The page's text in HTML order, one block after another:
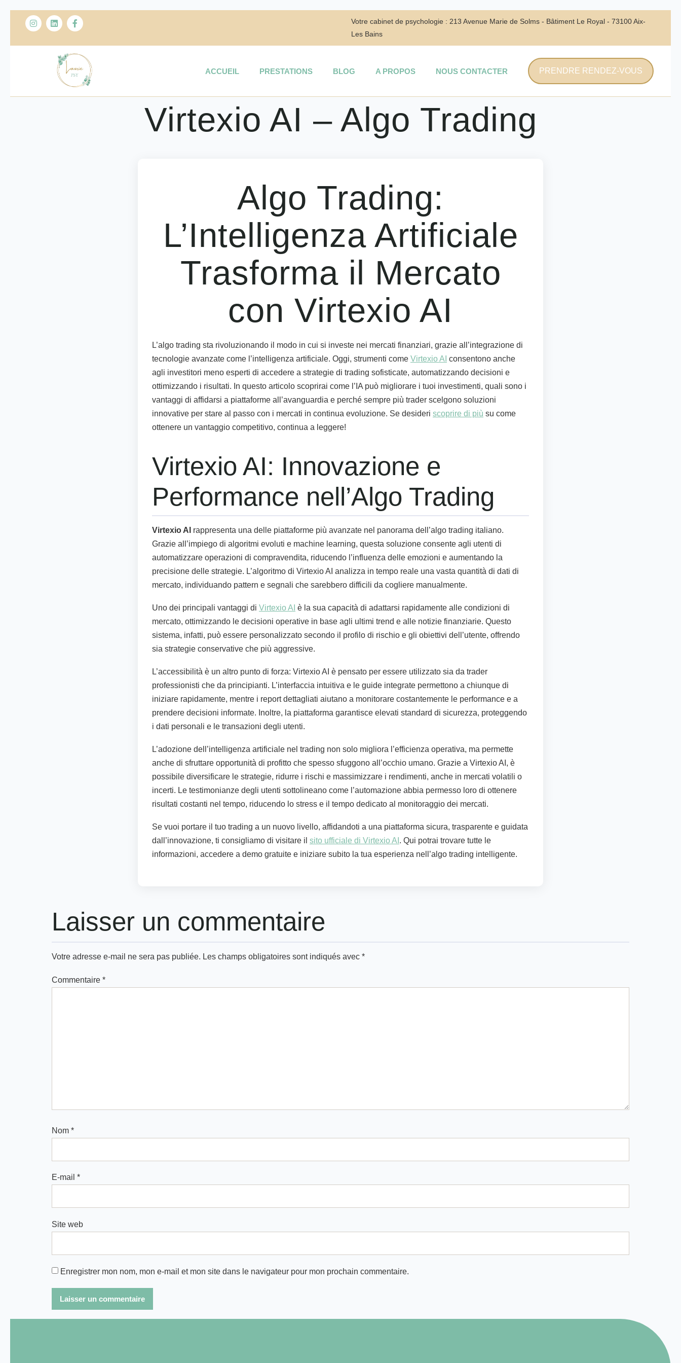
Votre cabinet de psychologie : 213 Avenue Marie de Solms - Bâtiment Le Royal - 73100 Aix-
Les Bains
ACCUEIL PRESTATIONS BLOG A PROPOS NOUS CONTACTER PRENDRE RENDEZ-VOUS
Virtexio AI – Algo Trading
Algo Trading:
L’Intelligenza Artificiale
Trasforma il Mercato
con Virtexio AI
L’algo trading sta rivoluzionando il modo in cui si investe nei mercati finanziari, grazie all’integrazione di
tecnologie avanzate come l’intelligenza artificiale. Oggi, strumenti come Virtexio AI consentono anche
agli investitori meno esperti di accedere a strategie di trading sofisticate, automatizzando decisioni e
ottimizzando i risultati. In questo articolo scoprirai come l’IA può migliorare i tuoi investimenti, quali sono i
vantaggi di affidarsi a piattaforme all’avanguardia e perché sempre più trader scelgono soluzioni
innovative per stare al passo con i mercati in continua evoluzione. Se desideri scoprire di più su come
ottenere un vantaggio competitivo, continua a leggere!
Virtexio AI: Innovazione e
Performance nell’Algo Trading
Virtexio AI rappresenta una delle piattaforme più avanzate nel panorama dell’algo trading italiano.
Grazie all’impiego di algoritmi evoluti e machine learning, questa soluzione consente agli utenti di
automatizzare operazioni di compravendita, riducendo l’influenza delle emozioni e aumentando la
precisione delle strategie. L’algoritmo di Virtexio AI analizza in tempo reale una vasta quantità di dati di
mercato, individuando pattern e segnali che sarebbero difficili da cogliere manualmente.
Uno dei principali vantaggi di Virtexio AI è la sua capacità di adattarsi rapidamente alle condizioni di
mercato, ottimizzando le decisioni operative in base agli ultimi trend e alle notizie finanziarie. Questo
sistema, infatti, può essere personalizzato secondo il profilo di rischio e gli obiettivi dell’utente, offrendo
sia strategie conservative che più aggressive.
L’accessibilità è un altro punto di forza: Virtexio AI è pensato per essere utilizzato sia da trader
professionisti che da principianti. L’interfaccia intuitiva e le guide integrate permettono a chiunque di
iniziare rapidamente, mentre i report dettagliati aiutano a monitorare costantemente le performance e a
prendere decisioni informate. Inoltre, la piattaforma garantisce elevati standard di sicurezza, proteggendo
i dati personali e le transazioni degli utenti.
L’adozione dell’intelligenza artificiale nel trading non solo migliora l’efficienza operativa, ma permette
anche di sfruttare opportunità di profitto che spesso sfuggono all’occhio umano. Grazie a Virtexio AI, è
possibile diversificare le strategie, ridurre i rischi e massimizzare i rendimenti, anche in mercati volatili o
incerti. Le testimonianze degli utenti sottolineano come l’automazione abbia permesso loro di ottenere
risultati costanti nel tempo, riducendo lo stress e il tempo dedicato al monitoraggio dei mercati.
Se vuoi portare il tuo trading a un nuovo livello, affidandoti a una piattaforma sicura, trasparente e guidata
dall’innovazione, ti consigliamo di visitare il sito ufficiale di Virtexio AI . Qui potrai trovare tutte le
informazioni, accedere a demo gratuite e iniziare subito la tua esperienza nell’algo trading intelligente.
Laisser un commentaire
Votre adresse e-mail ne sera pas publiée. Les champs obligatoires sont indiqués avec *
Commentaire *
Nom *
E-mail *
Site web
Enregistrer mon nom, mon e-mail et mon site dans le navigateur pour mon prochain commentaire.